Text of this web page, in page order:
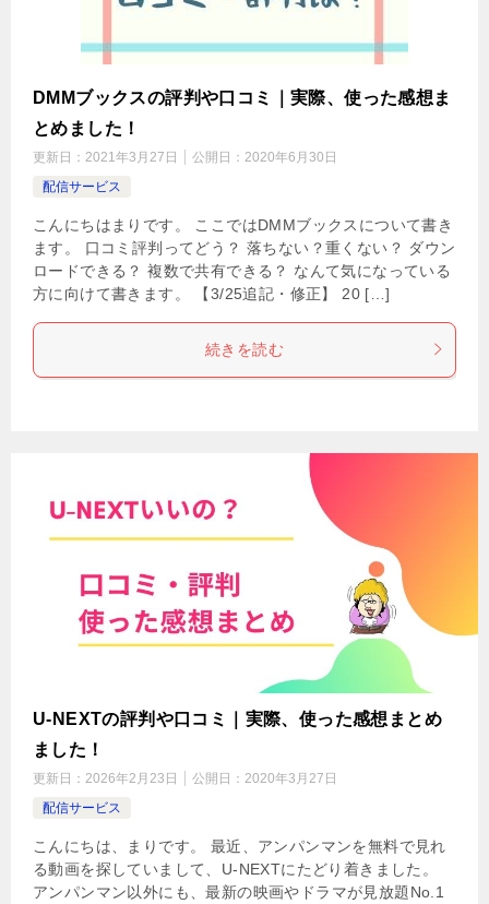
DMMブックスの評判や口コミ｜実際、使った感想ま
とめました！
更新日： 2021年3月27日 公開日： 2020年6月30日
配信サービス
こんにちはまりです。 ここではDMMブックスについて書き
ます。 口コミ評判ってどう？ 落ちない？重くない？ ダウン
ロードできる？ 複数で共有できる？ なんて気になっている
方に向けて書きます。 【3/25追記・修正】 20 […]
続きを読む
U-NEXTの評判や口コミ｜実際、使った感想まとめ
ました！
更新日： 2026年2月23日 公開日： 2020年3月27日
配信サービス
こんにちは、まりです。 最近、アンパンマンを無料で見れ
る動画を探していまして、U-NEXTにたどり着きました。
アンパンマン以外にも、最新の映画やドラマが見放題No.1